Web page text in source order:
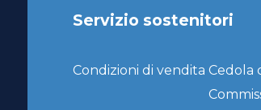
Servizio sostenitori
Condizioni di vendita Cedola